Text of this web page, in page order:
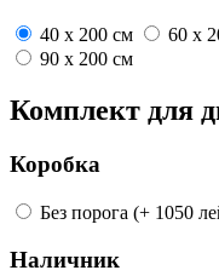
40 x 200 см 60 x
90 x 200 см
Комплект для
Коробка
Без порога (+ 1050
Наличник